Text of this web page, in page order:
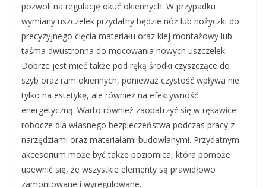
pozwoli na regulację okuć okiennych. W przypadku
wymiany uszczelek przydatny będzie nóż lub nożyczki do
precyzyjnego cięcia materiału oraz klej montażowy lub
taśma dwustronna do mocowania nowych uszczelek.
Dobrze jest mieć także pod ręką środki czyszczące do
szyb oraz ram okiennych, ponieważ czystość wpływa nie
tylko na estetykę, ale również na efektywność
energetyczną. Warto również zaopatrzyć się w rękawice
robocze dla własnego bezpieczeństwa podczas pracy z
narzędziami oraz materiałami budowlanymi. Przydatnym
akcesorium może być także poziomica, która pomoże
upewnić się, że wszystkie elementy są prawidłowo
zamontowane i wyregulowane.